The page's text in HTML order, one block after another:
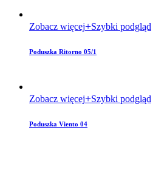
Zobacz więcej Szybki podgląd
Poduszka Ritorno 05/1
Zobacz więcej Szybki podgląd
Poduszka Viento 04